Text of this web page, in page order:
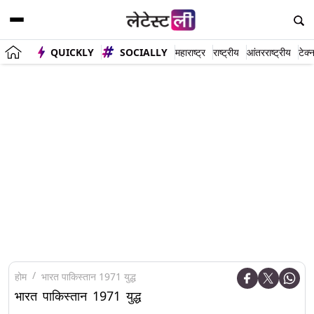
QUICKLY SOCIALLY महाराष्ट्र राष्ट्रीय आंतरराष्ट्रीय
होम भारत पाकिस्तान 1971 युद्ध
भारत पाकिस्तान 1971 युद्ध